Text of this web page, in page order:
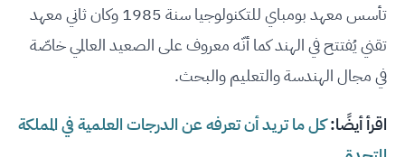
تأسس معهد بومباي للتكنولوجيا سنة 1985 وكان ثاني معهد
تقني يُفتتح في الهند كما أنّه معروف على الصعيد العالمي خاصّة
في مجال الهندسة والتعليم والبحث.
اقرأ أيضًا:كل ما تريد أن تعرفه عن الدرجات العلمية في المملكة